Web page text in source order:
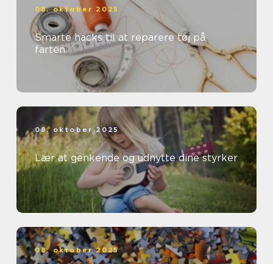
08. oktober 2025
Smarte hacks til at reparere tøj på
farten
08. oktober 2025
Lær at genkende og udnytte dine styrker
08. oktober 2025